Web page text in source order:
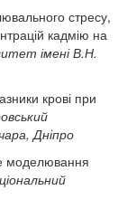
стресу,
кадмію на
імені В.Н.
крові при
Дніпро
моделювання